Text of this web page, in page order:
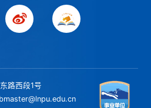
路西段1号